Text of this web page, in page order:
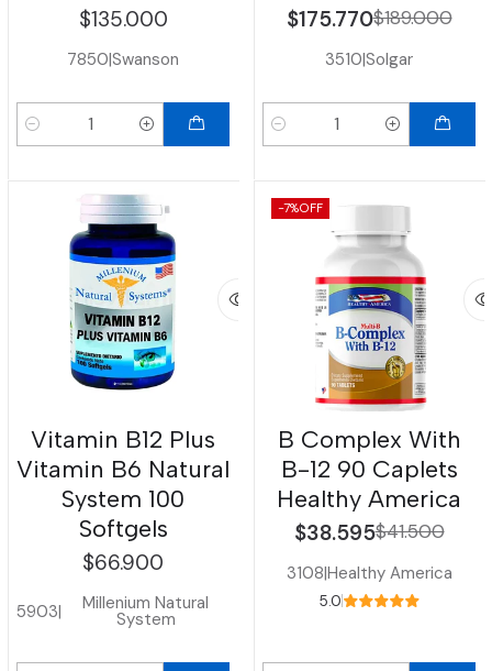
$135.000
7850|Swanson
Cantidad
$175.770$189.000
3510|Solgar
Cantidad
Vitamin B12 Plus
Vitamin B6 Natural
System 100
Softgels
$66.900
5903| Millenium Natural
System
-7%OFF
B Complex With
B-12 90 Caplets
Healthy America
$38.595$41.500
3108|Healthy America
5.0